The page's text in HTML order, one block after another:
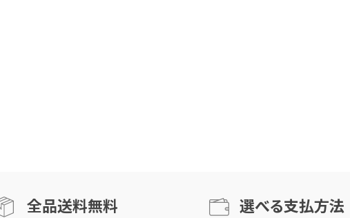
全品送料無料 選べる支払方法